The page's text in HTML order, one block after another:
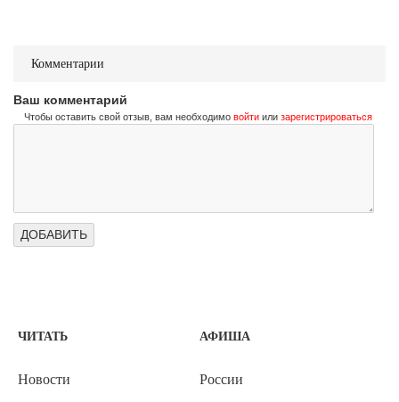
Комментарии
Ваш комментарий
Чтобы оставить свой отзыв, вам необходимо войти или зарегистрироваться
ЧИТАТЬ
Новости
АФИША
России